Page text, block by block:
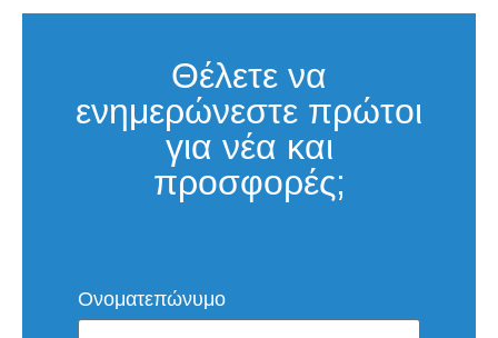
Θέλετε να
ενημερώνεστε πρώτοι
για νέα και
προσφορές;
Ονοματεπώνυμο